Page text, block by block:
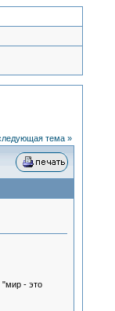
тема »
"мир - это